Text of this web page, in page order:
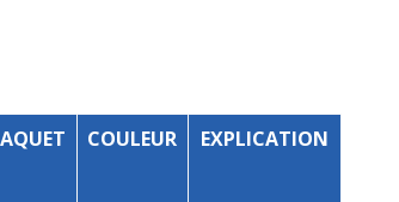
COULEUR
EXPLICATION